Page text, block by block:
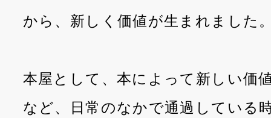
から、新しく価値が生まれました
本屋として、本によって新しい価
など、日常のなかで通過している